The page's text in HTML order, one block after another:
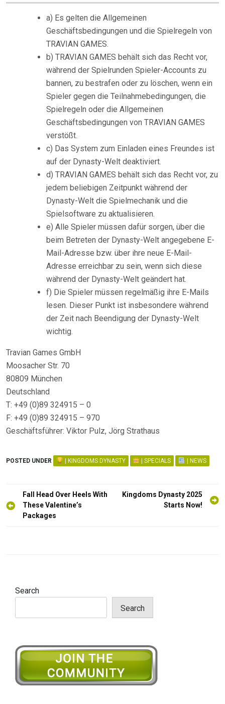
a) Es gelten die Allgemeinen
Geschäftsbedingungen und die Spielregeln von
TRAVIAN GAMES.
b) TRAVIAN GAMES behält sich das Recht vor,
während der Spielrunden Spieler-Accounts zu
bannen, zu bestrafen oder zu löschen, wenn ein
Spieler gegen die Teilnahmebedingungen, die
Spielregeln oder die Allgemeinen
Geschäftsbedingungen von TRAVIAN GAMES
verstößt.
c) Das System zum Einladen eines Freundes ist
auf der Dynasty-Welt deaktiviert.
d) TRAVIAN GAMES behält sich das Recht vor, zu
jedem beliebigen Zeitpunkt während der
Dynasty-Welt die Spielmechanik und die
Spielsoftware zu aktualisieren.
e) Alle Spieler müssen dafür sorgen, über die
beim Betreten der Dynasty-Welt angegebene E-
Mail-Adresse bzw. über ihre neue E-Mail-
Adresse erreichbar zu sein, wenn sich diese
während der Dynasty-Welt geändert hat.
f) Die Spieler müssen regelmäßig ihre E-Mails
lesen. Dieser Punkt ist insbesondere während
der Zeit nach Beendigung der Dynasty-Welt
wichtig.
Travian Games GmbH
Moosacher Str. 70
80809 München
Deutschland
T: +49 (0)89 324915 – 0
F: +49 (0)89 324915 – 970
Geschäftsführer: Viktor Pulz, Jörg Strathaus
POSTED UNDER | KINGDOMS DYNASTY | SPECIALS | NEWS
Post
navigation
Fall Head Over Heels With
These Valentine’s
Packages
Kingdoms Dynasty 2025
Starts Now!
Search
Search